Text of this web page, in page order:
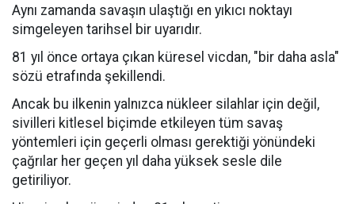
Aynı zamanda savaşın ulaştığı en yıkıcı noktayı
simgeleyen tarihsel bir uyarıdır.
81 yıl önce ortaya çıkan küresel vicdan, "bir daha asla"
sözü etrafında şekillendi.
Ancak bu ilkenin yalnızca nükleer silahlar için değil,
sivilleri kitlesel biçimde etkileyen tüm savaş
yöntemleri için geçerli olması gerektiği yönündeki
çağrılar her geçen yıl daha yüksek sesle dile
getiriliyor.